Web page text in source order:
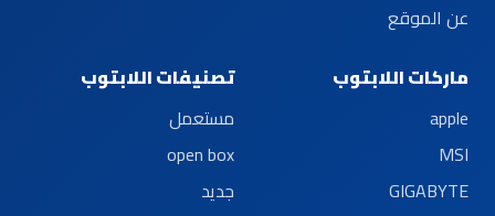
عن الموقع
ماركات اللابتوب
apple
MSI
GIGABYTE
تصنيفات اللابتوب
مستعمل
open box
جديد